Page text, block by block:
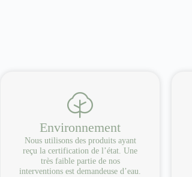
Environnement
Nous utilisons des produits ayant
reçu la certification de l’état. Une
très faible partie de nos
interventions est demandeuse d’eau.